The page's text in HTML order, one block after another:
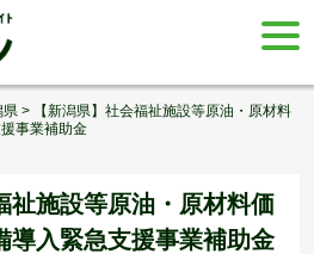
県 >
【新潟県】社会福祉施設等原油・原材料
事業補助金
祉施設等原油・原材料価
導入緊急支援事業補助金